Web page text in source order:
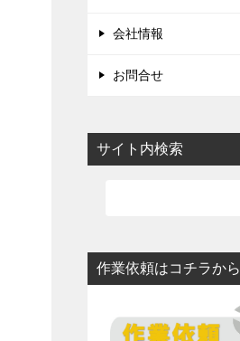
会社情報
お問合せ
サイト内検索
作業依頼はコチラから